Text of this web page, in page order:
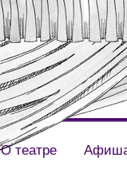
О театре